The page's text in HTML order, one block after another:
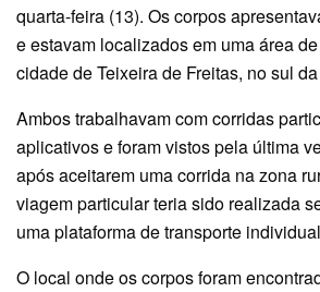
quarta-feira (13). Os corpos
e estavam localizados em uma área
cidade de Teixeira de Freitas, no sul
Ambos trabalhavam com corridas
aplicativos e foram vistos pela última
após aceitarem uma corrida na zona
viagem particular teria sido realizada
uma plataforma de transporte
O local onde os corpos foram